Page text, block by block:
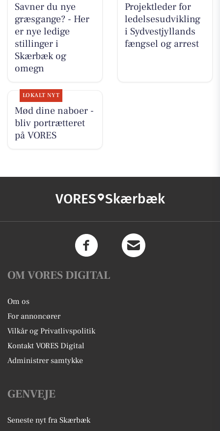
Savner du nye
græsgange? - Her
er nye ledige
stillinger i
Skærbæk og
omegn
Projektleder for
ledelsesudvikling
i Sydvestjyllands
fængsel og arrest
LOKALT NYT
Mød dine naboer -
bliv portrætteret
på VORES
VORES Skærbæk
OM VORES DIGITAL
Om os
For annoncører
Vilkår og Privatlivspolitik
Kontakt VORES Digital
Administrer samtykke
GENVEJE
Seneste nyt fra Skærbæk